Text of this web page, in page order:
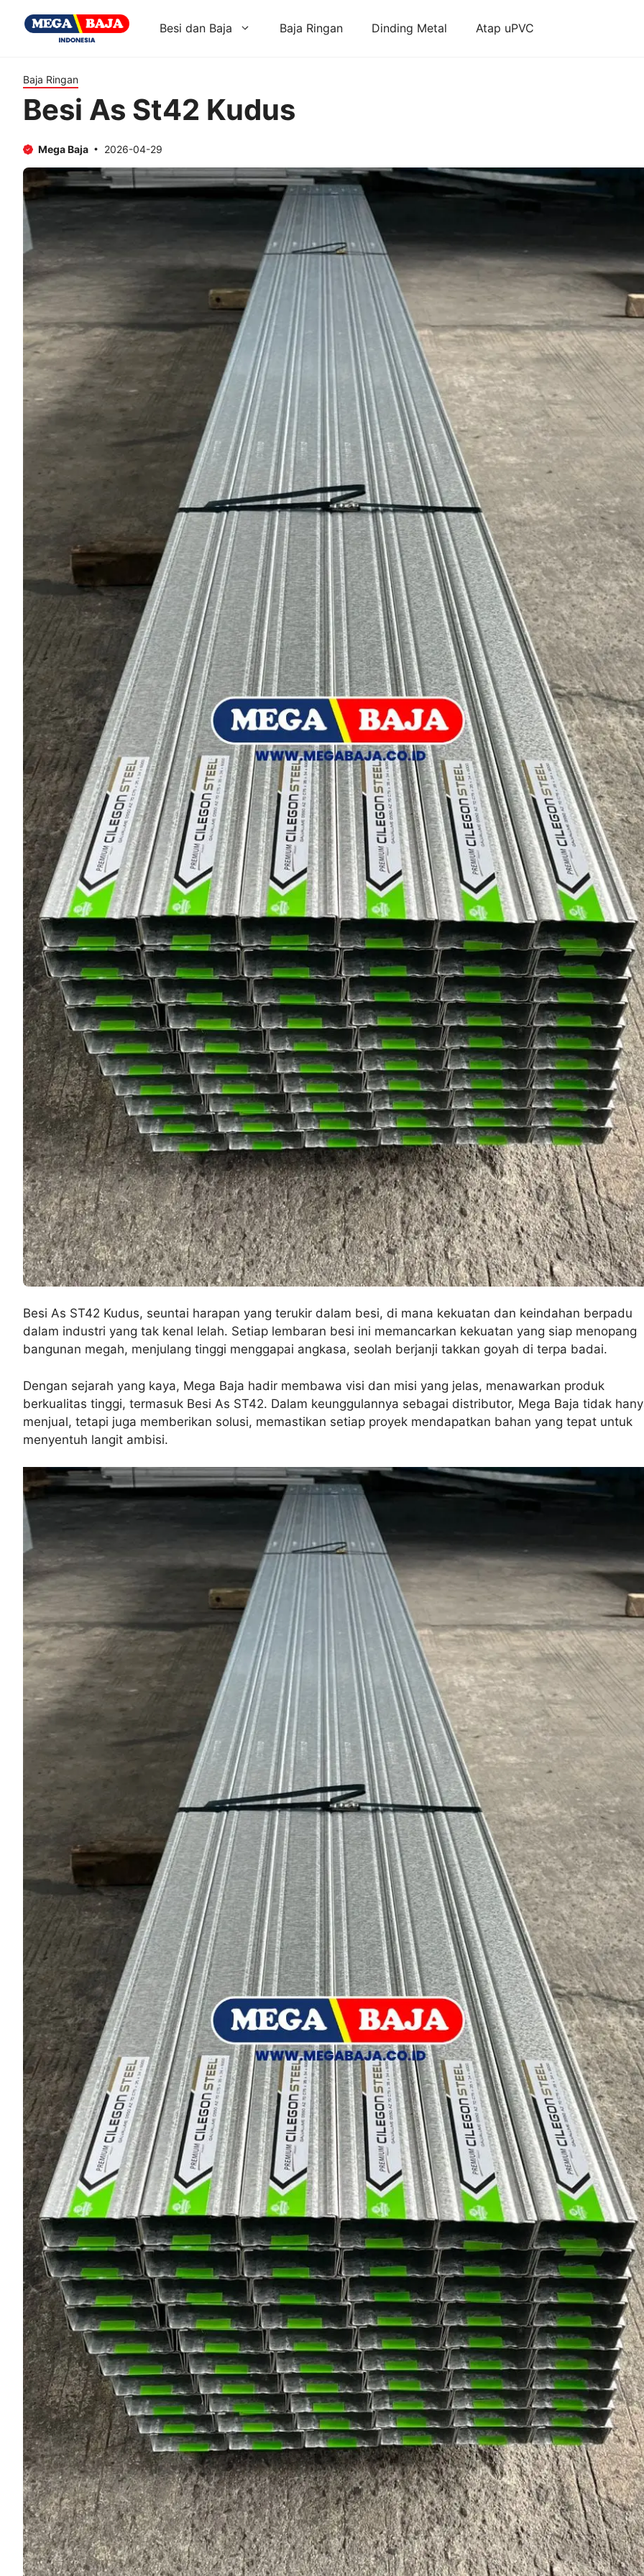
Besi dan Baja Baja Ringan Dinding Metal Atap uPVC
Baja Ringan
Besi As St42 Kudus
Mega Baja 2026-04-29
Besi As ST42 Kudus, seuntai harapan yang terukir dalam besi, di mana kekuatan dan keindahan berpadu
dalam industri yang tak kenal lelah. Setiap lembaran besi ini memancarkan kekuatan yang siap menopang
bangunan megah, menjulang tinggi menggapai angkasa, seolah berjanji takkan goyah di terpa badai.
Dengan sejarah yang kaya, Mega Baja hadir membawa visi dan misi yang jelas, menawarkan produk
berkualitas tinggi, termasuk Besi As ST42. Dalam keunggulannya sebagai distributor, Mega Baja tidak
menjual, tetapi juga memberikan solusi, memastikan setiap proyek mendapatkan bahan yang tepat untuk
menyentuh langit ambisi.